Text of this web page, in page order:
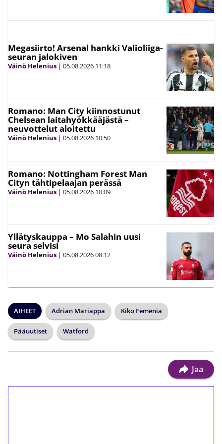
Megasiirto! Arsenal hankki Valioliiga-
seuran jalokiven
Väinö Helenius | 05.08.2026 11:18
Romano: Man City kiinnostunut
Chelsean laitahyökkääjästä –
neuvottelut aloitettu
Väinö Helenius | 05.08.2026 10:50
Romano: Nottingham Forest Man
Cityn tähtipelaajan perässä
Väinö Helenius | 05.08.2026 10:09
Yllätyskauppa – Mo Salahin uusi
seura selvisi
Väinö Helenius | 05.08.202608:12
AIHEET Adrian Mariappa Kiko Femenia
Pääuutiset Watford
Jaa